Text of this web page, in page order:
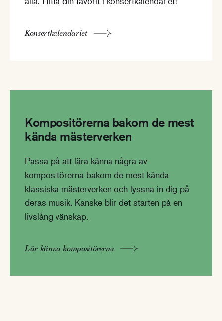
Konsertkalendariet
Kompositörerna bakom de mest
kända mästerverken
Passa på att lära känna några av
kompositörerna bakom de mest kända
klassiska mästerverken och lyssna in dig på
deras musik. Kanske blir det starten på en
livslång vänskap.
Lär känna kompositörerna